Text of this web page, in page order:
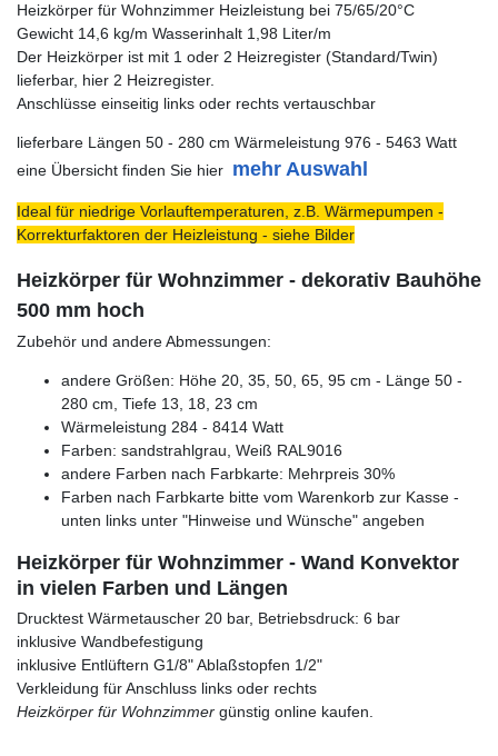
Heizkörper für Wohnzimmer Heizleistung bei 75/65/20°C
Gewicht 14,6 kg/m Wasserinhalt 1,98 Liter/m
Der Heizkörper ist mit 1 oder 2 Heizregister (Standard/Twin)
lieferbar, hier 2 Heizregister.
Anschlüsse einseitig links oder rechts vertauschbar
lieferbare Längen 50 - 280 cm Wärmeleistung 976 - 5463 Watt
eine Übersicht finden Sie hier mehr Auswahl
Ideal für niedrige Vorlauftemperaturen, z.B. Wärmepumpen -
Korrekturfaktoren der Heizleistung - siehe Bilder
Heizkörper für Wohnzimmer - dekorativ Bauhöhe
500 mm hoch
Zubehör und andere Abmessungen:
andere Größen: Höhe 20, 35, 50, 65, 95 cm - Länge 50 -
280 cm, Tiefe 13, 18, 23 cm
Wärmeleistung 284 - 8414 Watt
Farben: sandstrahlgrau, Weiß RAL9016
andere Farben nach Farbkarte: Mehrpreis 30%
Farben nach Farbkarte bitte vom Warenkorb zur Kasse -
unten links unter "Hinweise und Wünsche" angeben
Heizkörper für Wohnzimmer - Wand Konvektor
in vielen Farben und Längen
Drucktest Wärmetauscher 20 bar, Betriebsdruck: 6 bar
inklusive Wandbefestigung
inklusive Entlüftern G1/8" Ablaßstopfen 1/2"
Verkleidung für Anschluss links oder rechts
Heizkörper für Wohnzimmer günstig online kaufen.